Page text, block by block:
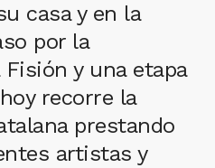
casa y en la
por la
y una etapa
recorre la
prestando
artistas y